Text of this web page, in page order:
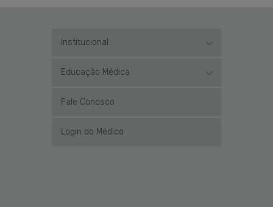
Institucional
Educação Médica
Fale Conosco
Login do Médico